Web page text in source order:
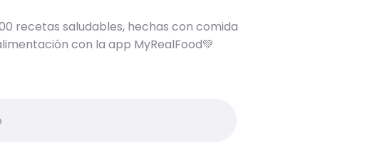
recetas saludables, hechas con comida
con la app MyRealFood💚